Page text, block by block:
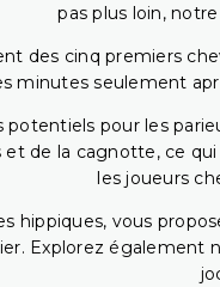
pas plus loin,
des cinq premiers
minutes seulement
pour les
de la cagnotte, ce
les joueurs
hippiques, vous
Explorez également